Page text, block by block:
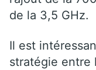
de la 3,5 GHz.
Il est
stratégie entre